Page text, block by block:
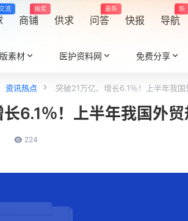
流
商铺
抽奖
供求 问答
最新
快报 导航
新
素材 医护资料网 免费分享
资讯热点 .突破21万亿、增长6.1％！上半年我国
6.1％！上半年我国外贸
224